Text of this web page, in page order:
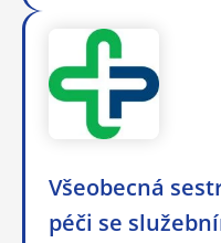
Všeobecná
péči se